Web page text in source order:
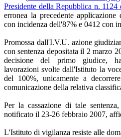
Presidente della Repubblica n.
erronea la precedente
con incidenza dell'87% e 0412 con
Promossa dall'I.V.U. azione
con sentenza depositata il 2 marzo
decisione del primo giudice,
lavorazioni svolte dall'Istituto la
del 100%, unicamente a
comunicazione della relativa
Per la cassazione di tale
notificato il 23-26 febbraio 2007,
L'Istituto di vigilanza resiste alle